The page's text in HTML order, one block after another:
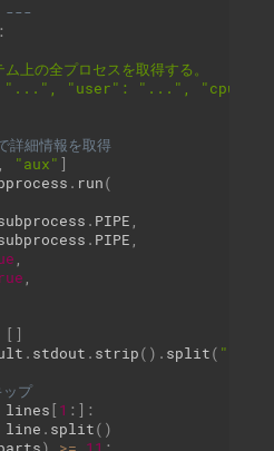
---
:
上の全プロセスを取得する。
"...", "user": "...", "cpu":
細情報を取得
"aux" ]
. run(
. PIPE
. PIPE
[ ]
. stdout . strip( ) . split( "\n"
プ
lines[ 1 : ] :
line . split( )